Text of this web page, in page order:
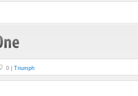
0 | Triumph